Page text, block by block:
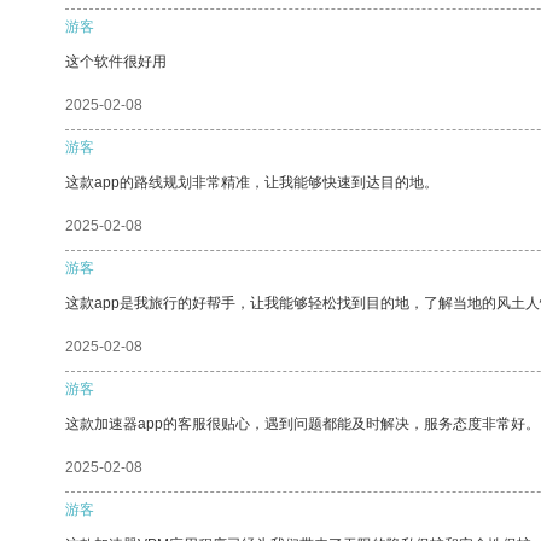
游客
这个软件很好用
2025-02-08
游客
这款app的路线规划非常精准，让我能够快速到达目的地。
2025-02-08
游客
这款app是我旅行的好帮手，让我能够轻松找到目的地，了解当地的风土
2025-02-08
游客
这款加速器app的客服很贴心，遇到问题都能及时解决，服务态度非常好。
2025-02-08
游客